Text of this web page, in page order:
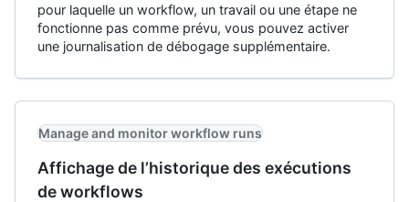
pour laquelle un workflow, un travail ou une étape ne
fonctionne pas comme prévu, vous pouvez activer
une journalisation de débogage supplémentaire.
Manage and monitor workflow runs
Affichage de l’historique des exécutions
de workflows